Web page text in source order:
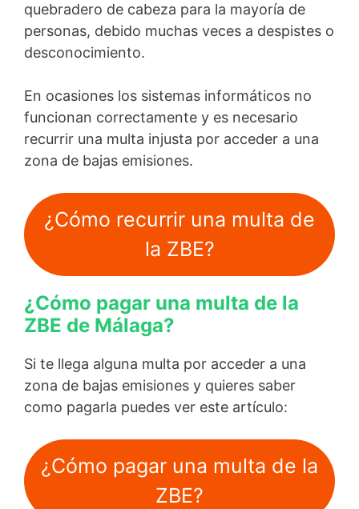
quebradero de cabeza para la mayoría de
personas, debido muchas veces a despistes o
desconocimiento.
En ocasiones los sistemas informáticos no
funcionan correctamente y es necesario
recurrir una multa injusta por acceder a una
zona de bajas emisiones.
¿Cómo recurrir una multa de
la ZBE?
¿Cómo pagar una multa de la
ZBE de Málaga?
Si te llega alguna multa por acceder a una
zona de bajas emisiones y quieres saber
como pagarla puedes ver este artículo:
¿Cómo pagar una multa de la
ZBE?